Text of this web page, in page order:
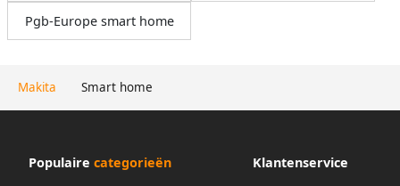
Makita Smart home
Pgb-Europe smart home
Populaire categorieën Klantenservice